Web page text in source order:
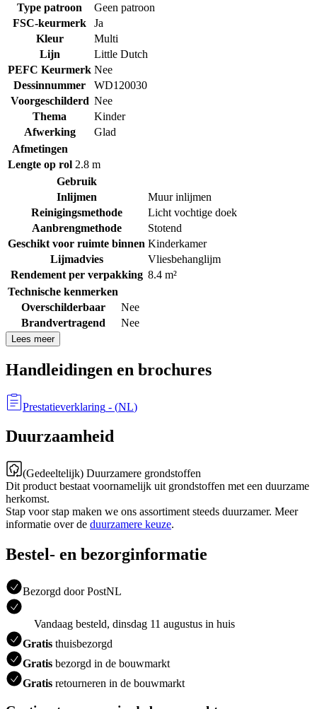
Type patroon
Geen patroon
FSC-keurmerk
Ja
Kleur
Multi
Lijn
Little Dutch
PEFC Keurmerk Nee
Dessinnummer
WD120030
Voorgeschilderd Nee
Thema
Kinder
Afwerking
Glad
Afmetingen
Lengte op rol 2.8 m
Gebruik
Inlijmen
Muur inlijmen
Reinigingsmethode
Licht vochtige doek
Aanbrengmethode
Stotend
Geschikt voor ruimte binnen Kinderkamer
Lijmadvies
Vliesbehanglijm
Rendement per verpakking 8.4 m²
Technische kenmerken
Overschilderbaar
Nee
Brandvertragend
Nee
Lees meer
Handleidingen en brochures
Prestatieverklaring - (NL)
Duurzaamheid
(Gedeeltelijk) Duurzamere grondstoffen
Dit product bestaat voornamelijk uit grondstoffen met een duurzame
herkomst.
Stap voor stap maken we ons assortiment steeds duurzamer. Meer
informatie over de duurzamere keuze.
Bestel- en bezorginformatie
Bezorgd door PostNL
Vandaag besteld, dinsdag 11 augustus in huis
Gratis thuisbezorgd
Gratis bezorgd in de bouwmarkt
Gratis retourneren in de bouwmarkt